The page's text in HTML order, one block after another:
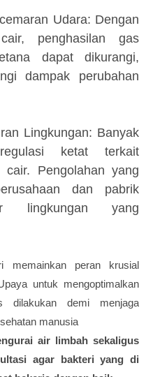
Udara: Dengan
penghasilan gas
dapat dikurangi,
dampak perubahan
Lingkungan: Banyak
ketat terkait
cair. Pengolahan yang
dan pabrik
lingkungan yang
memainkan peran krusial
untuk mengoptimalkan
dilakukan demi menjaga
manusia
air limbah sekaligus
agar bakteri yang di